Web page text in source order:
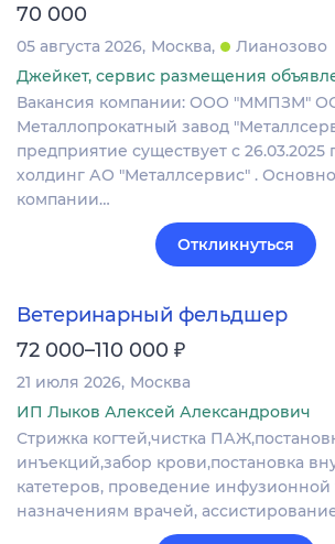
70 000
05 августа 2026 Москва
Лианозово
Джейкет, сервис размещения
Вакансия компании: ООО "ММПЗМ"
Металлопрокатный завод
предприятие существует с 26.03.2025
холдинг АО "Металлсервис" .
компании…
Откликнуться
Ветеринарный фельдшер
72 000–110 000 ₽
21 июля 2026 Москва
ИП Лыков Алексей Александрович
Стрижка когтей,чистка
инъекций,забор крови,постановка
катетеров, проведение инфузионной
назначениям врачей,